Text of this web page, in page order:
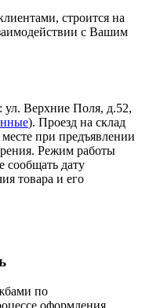
строится на
с Вашим
ул. Верхние Поля, д.52,
). Проезд на склад
при предъявлении
Режим работы
сообщать дату
товара и его
по